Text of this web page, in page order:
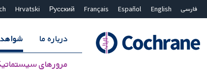
فارسی English
Español
Français
Русский
Hrvatski
درباره ما
مرورهای